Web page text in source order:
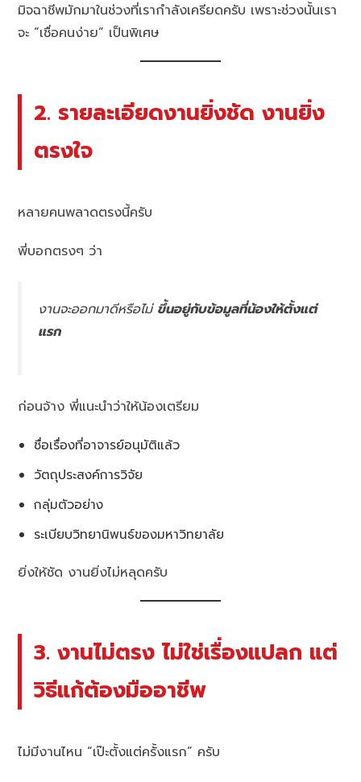
มิจฉาชีพมักมาในช่วงที่เรากำลังเครียดครับ เพราะช่วงนั้นเรา
จะ “เชื่อคนง่าย” เป็นพิเศษ
2. รายละเอียดงานยิ่งชัด งานยิ่ง
ตรงใจ
หลายคนพลาดตรงนี้ครับ
พี่บอกตรงๆ ว่า
งานจะออกมาดีหรือไม่ ขึ้นอยู่กับข้อมูลที่น้องให้ตั้งแต่
แรก
ก่อนจ้าง พี่แนะนำว่าให้น้องเตรียม
ชื่อเรื่องที่อาจารย์อนุมัติแล้ว
วัตถุประสงค์การวิจัย
กลุ่มตัวอย่าง
ระเบียบวิทยานิพนธ์ของมหาวิทยาลัย
ยิ่งให้ชัด งานยิ่งไม่หลุดครับ
3. งานไม่ตรง ไม่ใช่เรื่องแปลก แต่
วิธีแก้ต้องมืออาชีพ
ไม่มีงานไหน “เป๊ะตั้งแต่ครั้งแรก” ครับ